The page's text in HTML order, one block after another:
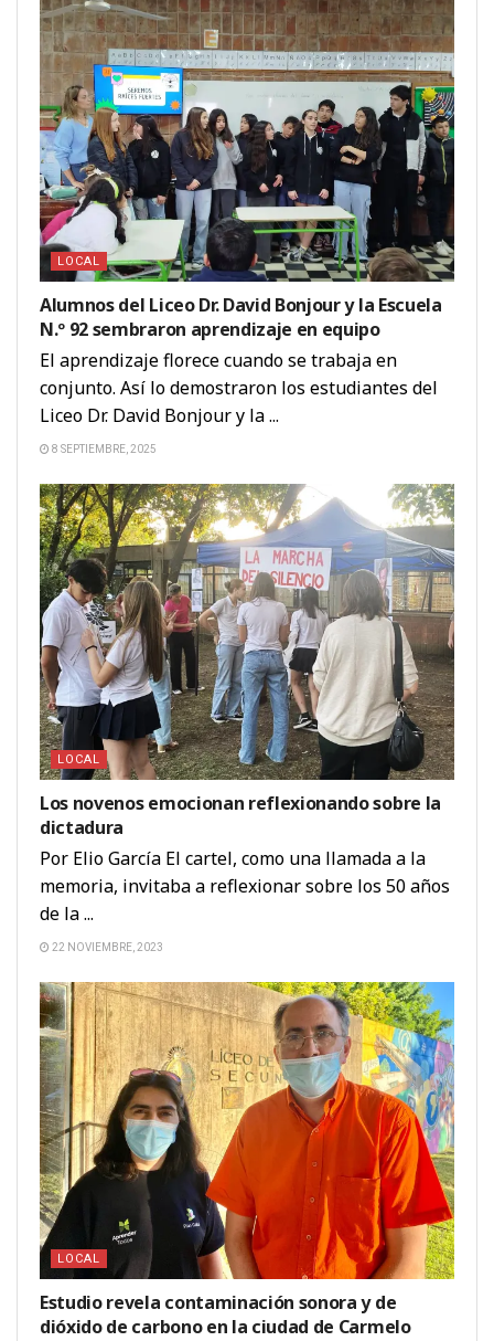
LOCAL
Alumnos del Liceo Dr. David Bonjour y la Escuela
N.º 92 sembraron aprendizaje en equipo
El aprendizaje florece cuando se trabaja en
conjunto. Así lo demostraron los estudiantes del
Liceo Dr. David Bonjour y la ...
8 SEPTIEMBRE, 2025
LOCAL
Los novenos emocionan reflexionando sobre la
dictadura
Por Elio García El cartel, como una llamada a la
memoria, invitaba a reflexionar sobre los 50 años
de la ...
22 NOVIEMBRE, 2023
LOCAL
Estudio revela contaminación sonora y de
dióxido de carbono en la ciudad de Carmelo